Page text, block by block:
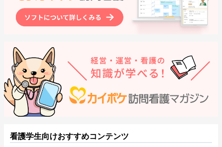
看護学生向けおすすめコンテンツ